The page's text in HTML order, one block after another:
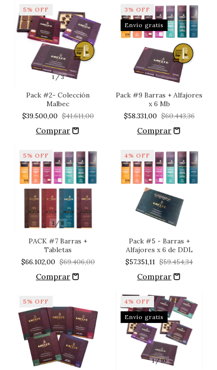
1/3
5 % OFF
Pack #2- Colección
Malbec
$39.500,00 $41.611,00
3 % OFF
Envío gratis
Pack #9 Barras + Alfajores
x 6 Mb
$58.331,00 $60.443,36
1/8
5 % OFF
PACK #7 Barras +
Tabletas
$66.102,00 $69.406,00
4% OFF
Pack #5 - Barras +
Alfajores x 6 de DDL
$57.351,11 $59.454,34
5 % OFF
1/10
4% OFF
Envío gratis